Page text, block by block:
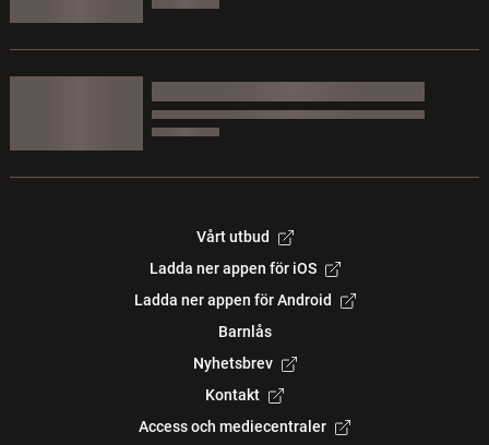
Vårt utbud
Ladda ner appen för iOS
Ladda ner appen för Android
Barnlås
Nyhetsbrev
Kontakt
Access och mediecentraler